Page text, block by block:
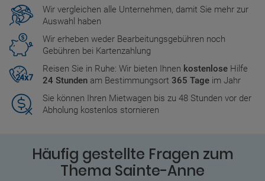
Wir vergleichen alle Unternehmen, damit Sie mehr zur
Auswahl haben
Wir erheben weder Bearbeitungsgebühren noch
Gebühren bei Kartenzahlung
Reisen Sie in Ruhe: Wir bieten Ihnen kostenlose Hilfe
24 Stunden am Bestimmungsort 365 Tage im Jahr
Sie können Ihren Mietwagen bis zu 48 Stunden vor der
Abholung kostenlos stornieren
Häufig gestellte Fragen zum
Thema Sainte-Anne